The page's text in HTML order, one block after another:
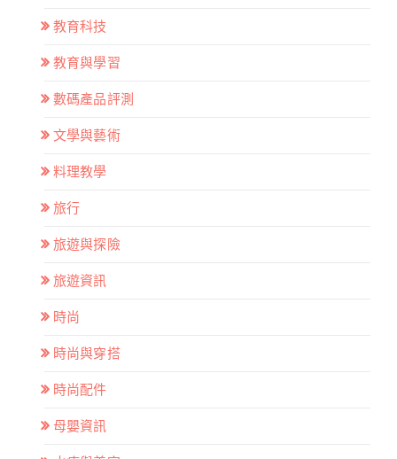
教育科技
教育與學習
數碼產品評測
文學與藝術
料理教學
旅行
旅遊與探險
旅遊資訊
時尚
時尚與穿搭
時尚配件
母嬰資訊